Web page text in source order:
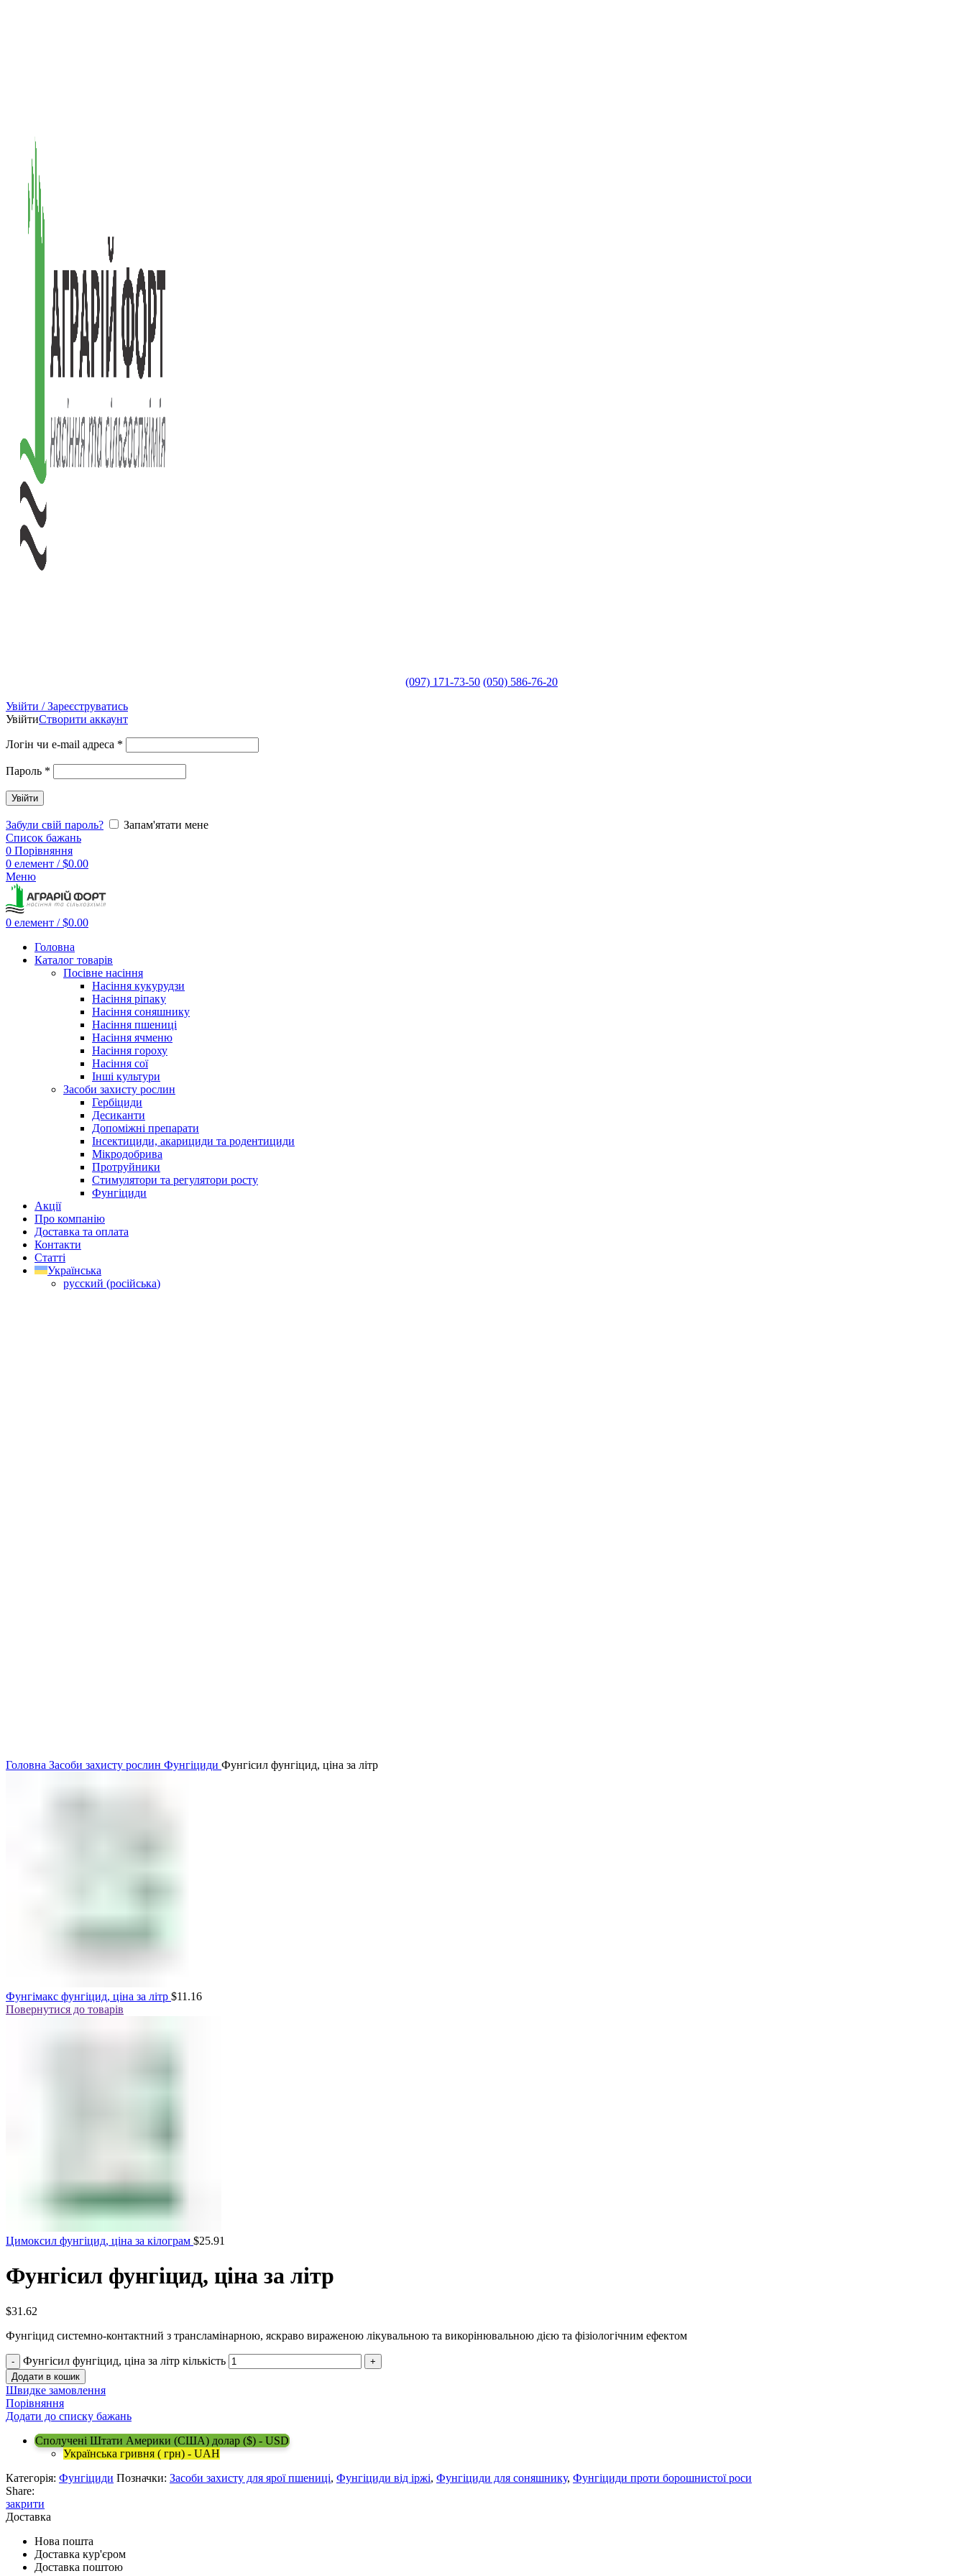
(097) 171-73-50 (050) 586-76-20
Увійти / Зареєструватись
УвійтиСтворити аккаунт
Логін чи e-mail адреса *
Пароль *
Увійти
Забули свій пароль?
Запам'ятати мене
Список бажань
0 Порівняння
0 елемент / $0.00
Меню
0 елемент / $0.00
Головна
Каталог товарів
Посівне насіння
Насіння кукурудзи
Насіння ріпаку
Насіння соняшнику
Насіння пшениці
Насіння ячменю
Насіння гороху
Насіння сої
Інші культури
Засоби захисту рослин
Гербіциди
Десиканти
Допоміжні препарати
Інсектициди, акарициди та родентициди
Мікродобрива
Протруйники
Стимулятори та регулятори росту
Фунгіциди
Акції
Про компанію
Доставка та оплата
Контакти
Статті
Українська
русский (російська)
Головна Засоби захисту рослин Фунгіциди Фунгісил фунгіцид, ціна за літр
Фунгімакс фунгіцид, ціна за літр $11.16
Повернутися до товарів
Цимоксил фунгіцид, ціна за кілограм $25.91
Фунгісил фунгіцид, ціна за літр
$31.62
Фунгіцид системно-контактний з трансламінарною, яскраво вираженою лікувальною та викорінювальною дією та фізіологічним ефектом
Фунгісил фунгіцид, ціна за літр кількість
Додати в кошик
Швидке замовлення
Порівняння
Додати до списку бажань
Сполучені Штати Америки (США) долар ($) - USD
Українська гривня ( грн) - UAH
Категорія: Фунгіциди Позначки: Засоби захисту для ярої пшениці, Фунгіциди від іржі, Фунгіциди для соняшнику, Фунгіциди проти борошнистої роси
Share:
закрити
Доставка
Нова пошта
Доставка кур'єром
Доставка поштою